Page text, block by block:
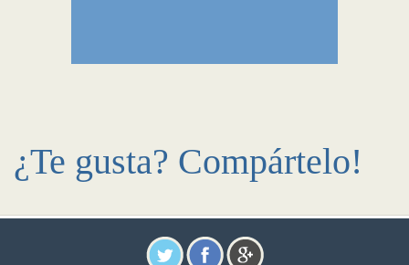
¿Te gusta? Compártelo!